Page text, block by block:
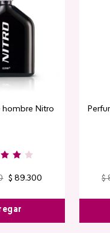
hombre Nitro
$ 89.300 $